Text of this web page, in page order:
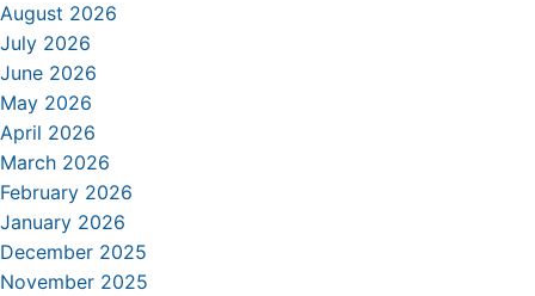
August 2026
July 2026
June 2026
May 2026
April 2026
March 2026
February 2026
January 2026
December 2025
November 2025